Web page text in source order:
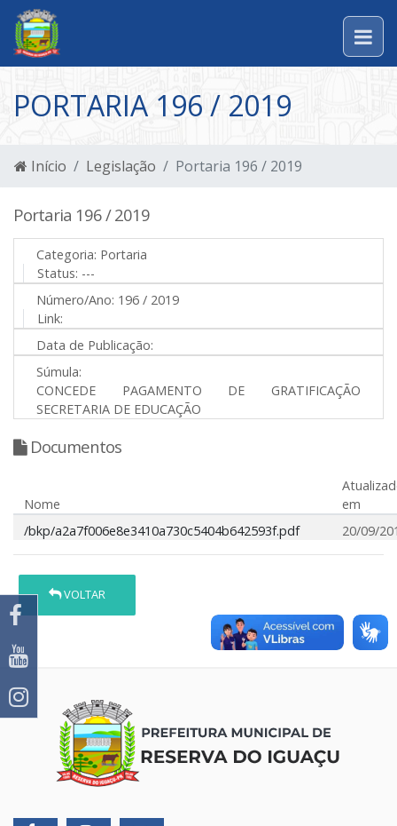
PORTARIA 196 / 2019
Início Legislação Portaria 196 / 2019
Portaria 196 / 2019
Categoria: Portaria
Status: ---
Número/Ano: 196 / 2019
Link:
Data de Publicação:
Súmula:
CONCEDE PAGAMENTO DE GRATIFICAÇÃO
SECRETARIA DE EDUCAÇÃO
Documentos
Nome
em
/bkp/a2a7f006e8e3410a730c5404b642593f.pdf
20/09/
VOLTAR